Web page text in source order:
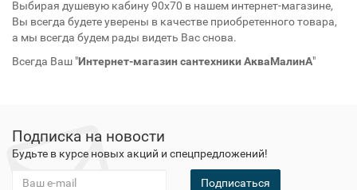
Выбирая душевую кабину 90x70 в нашем интернет-магазине,
Вы всегда будете уверены в качестве приобретенного товара,
а мы всегда будем рады видеть Вас снова.
Всегда Ваш "Интернет-магазин сантехники АкваМалинА"
Подписка на новости
Будьте в курсе новых акций и спецпредложений!
Подписаться